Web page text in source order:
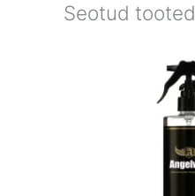
Seotud tooted